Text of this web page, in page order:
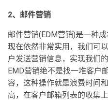
2、邮件营销
邮件营销(EDM营销)是一种
现在依然非常实用，我们可
户发送营销信息，实现我们
EMD营销绝不是找一堆客户
容，这种操作就是浪费时间
高，在客户邮箱列表的收集